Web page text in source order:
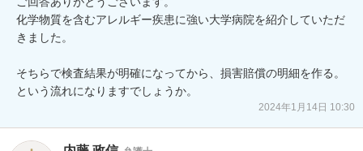
化学物質を含むアレルギー疾患に強い大学病院を紹介していただ
きました。
そちらで検査結果が明確になってから、損害賠償の明細を作る。
という流れになりますでしょうか。
2024年1月14日 10:30